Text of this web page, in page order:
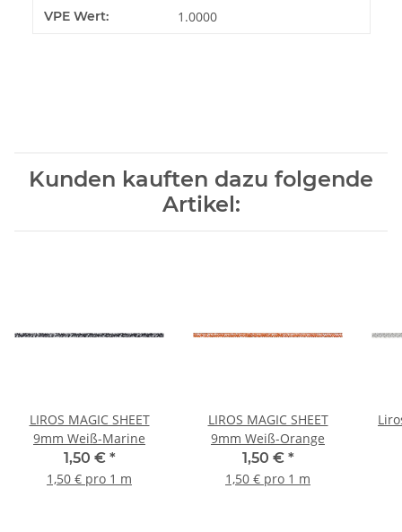
VPE Wert: 1.0000
Kunden kauften dazu folgende
Artikel:
LIROS MAGIC SHEET
9mm Weiß-Marine
1,50 € *
1,50 € pro 1 m
LIROS MAGIC SHEET
9mm Weiß-Orange
1,50 € *
1,50 € pro 1 m